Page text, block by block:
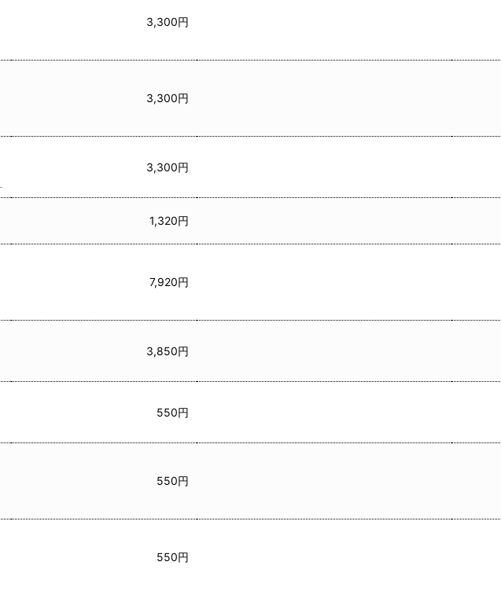
3,300円
3,300円
3,300円
1,320円
7,920円
3,850円
550円
550円
550円